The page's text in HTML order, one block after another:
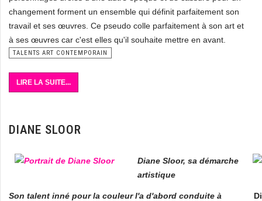
changement forment un ensemble qui définit parfaitement son
travail et ses œuvres. Ce pseudo colle parfaitement à son art et
à ses œuvres car c'est elles qu'il souhaite mettre en avant.
TALENTS ART CONTEMPORAIN
LIRE LA SUITE...
DIANE SLOOR
Diane Sloor, sa démarche
artistique
Son talent inné pour la couleur l'a d'abord conduite à